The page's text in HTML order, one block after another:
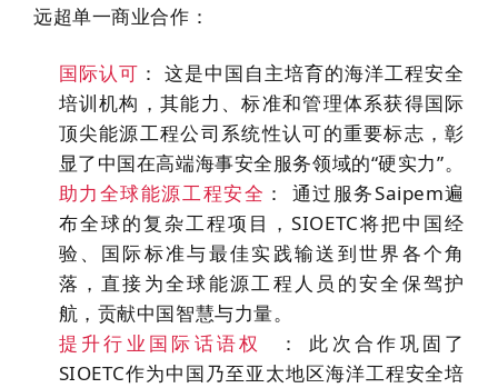
远超单一商业合作：
国际认可 ： 这是中国自主培育的海洋工程安全
培训机构，其能力、标准和管理体系获得国际
顶尖能源工程公司系统性认可的重要标志，彰
显了中国在高端海事安全服务领域的“硬实力”。
助力全球能源工程安全 ：
通过服务Saipem遍
布全球的复杂工程项目，SIOETC将把中国经
验、国际标准与最佳实践输送到世界各个角
落，直接为全球能源工程人员的安全保驾护
航，贡献中国智慧与力量。
提升行业 国际话语权 ：
此次合作巩固了
SIOETC作为中国乃至亚太地区海洋工程安全培